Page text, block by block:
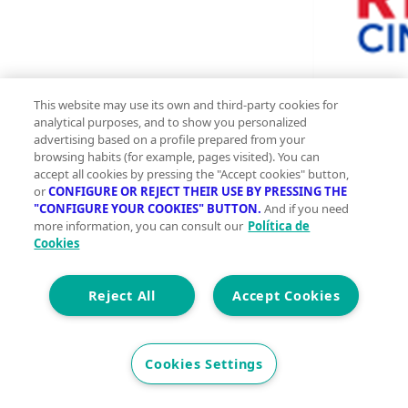
250 m2
Construidos
7
3
Precio
233.000 €
¡Venta de espectacular chalet en Los Olivos, Castilléjar
(Granada)!~~Se pone a la venta este amplio y luminoso
chalet, ubicado en la tranquila y encantadora zona de
This website may use its own and third-party cookies for
analytical purposes, and to show you personalized
advertising based on a profile prepared from your
browsing habits (for example, pages visited). You can
accept all cookies by pressing the "Accept cookies" button,
orCONFIGURE OR REJECT THEIR USE BY PRESSING THE
"CONFIGURE YOUR COOKIES" BUTTON. And if you need
more information, you can consult our Política de
Cookies
Accept Cookies
Reject All
Cookies Settings